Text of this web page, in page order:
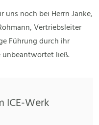
noch bei Herrn Janke,
Vertriebsleiter
Führung durch ihr
unbeantwortet ließ.
ICE-Werk